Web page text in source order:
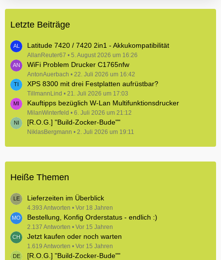
r
g
i
ä
g
e
e
e
i
t
r
ä
g
e
Letzte Beiträge
Latitude 7420 / 7420 2in1 - Akkukompatibilität
AllanReuter67 5. August 2026 um 16:26
WiFi Problem Drucker C1765nfw
AntonAuerbach 22. Juli 2026 um 16:42
XPS 8300 mit drei Festplatten aufrüstbar?
TillmannLind 21. Juli 2026 um 17:03
Kauftipps bezüglich W-Lan Multifunktionsdrucker
MilanWinterfeld 6. Juli 2026 um 21:12
[R.O.G.] "Build-Zocker-Bude""
NiklasBergmann 2. Juli 2026 um 19:11
Heiße Themen
Lieferzeiten im Überblick
4.393 Antworten Vor 18 Jahren
Bestellung, Konfig Orderstatus - endlich :)
2.137 Antworten Vor 15 Jahren
Jetzt kaufen oder noch warten
1.619 Antworten Vor 15 Jahren
[R.O.G.] "Build-Zocker-Bude""